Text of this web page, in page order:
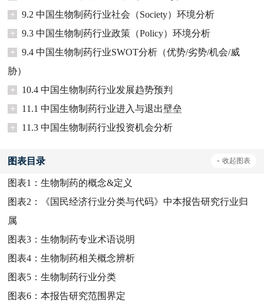
+
9.2 中国生物制药行业社会（Society）环境分析
+
9.3 中国生物制药行业政策（Policy）环境分析
+
9.4 中国生物制药行业SWOT分析（优势/劣势/机会/威
胁）
+
10.4 中国生物制药行业发展趋势预判
+
11.1 中国生物制药行业进入与退出壁垒
+
11.3 中国生物制药行业投资机会分析
图表目录 - 收起图表
图表1：生物制药的概念&定义
图表2：
《国民经济行业分类与代码》中本报告研究行业归
属
图表3：生物制药专业术语说明
图表4：生物制药相关概念辨析
图表5：生物制药行业分类
图表6：本报告研究范围界定